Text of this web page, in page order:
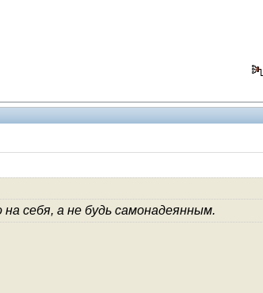
себя, а не будь самонадеянным.